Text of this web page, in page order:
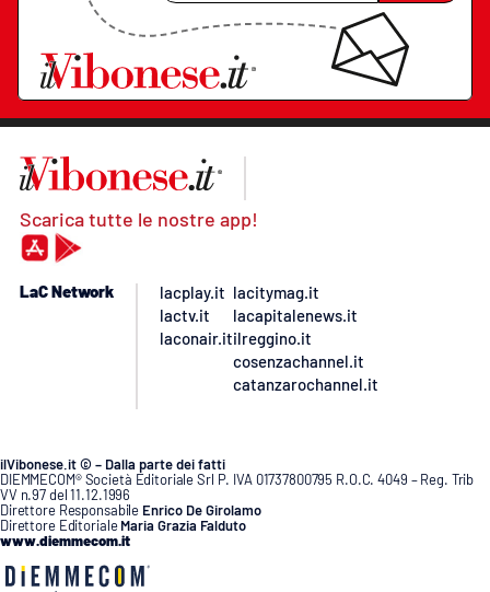
Scarica tutte le nostre app!
LaC Network
lacplay.it
lactv.it
laconair.it
lacitymag.it
lacapitalenews.it
ilreggino.it
cosenzachannel.it
catanzarochannel.it
ilVibonese.it © – Dalla parte dei fatti
DIEMMECOM® Società Editoriale Srl P. IVA 01737800795 R.O.C. 4049 – Reg. Trib
VV n.97 del 11.12.1996
Direttore Responsabile Enrico De Girolamo
Direttore Editoriale Maria Grazia Falduto
www.diemmecom.it